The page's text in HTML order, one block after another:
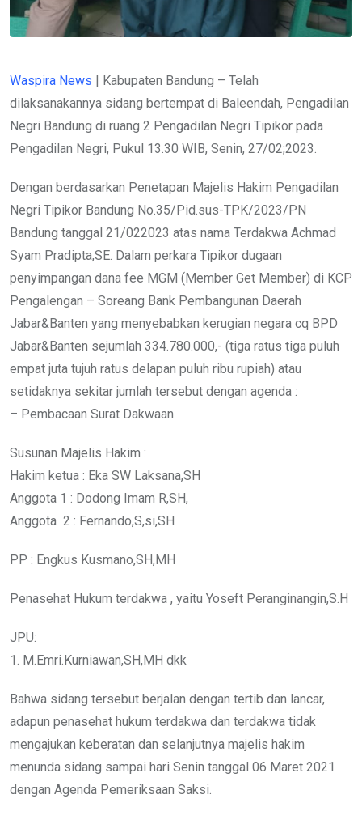
Waspira News | Kabupaten Bandung – Telah
dilaksanakannya sidang bertempat di Baleendah, Pengadilan
Negri Bandung di ruang 2 Pengadilan Negri Tipikor pada
Pengadilan Negri, Pukul 13.30 WIB, Senin, 27/02;2023.
Dengan berdasarkan Penetapan Majelis Hakim Pengadilan
Negri Tipikor Bandung No.35/Pid.sus-TPK/2023/PN
Bandung tanggal 21/022023 atas nama Terdakwa Achmad
Syam Pradipta,SE. Dalam perkara Tipikor dugaan
penyimpangan dana fee MGM (Member Get Member) di KCP
Pengalengan – Soreang Bank Pembangunan Daerah
Jabar&Banten yang menyebabkan kerugian negara cq BPD
Jabar&Banten sejumlah 334.780.000,- (tiga ratus tiga puluh
empat juta tujuh ratus delapan puluh ribu rupiah) atau
setidaknya sekitar jumlah tersebut dengan agenda :
– Pembacaan Surat Dakwaan
Susunan Majelis Hakim :
Hakim ketua : Eka SW Laksana,SH
Anggota 1 : Dodong Imam R,SH,
Anggota 2 : Fernando,S,si,SH
PP : Engkus Kusmano,SH,MH
Penasehat Hukum terdakwa , yaitu Yoseft Peranginangin,S.H
JPU:
1. M.Emri.Kurniawan,SH,MH dkk
Bahwa sidang tersebut berjalan dengan tertib dan lancar,
adapun penasehat hukum terdakwa dan terdakwa tidak
mengajukan keberatan dan selanjutnya majelis hakim
menunda sidang sampai hari Senin tanggal 06 Maret 2021
dengan Agenda Pemeriksaan Saksi.